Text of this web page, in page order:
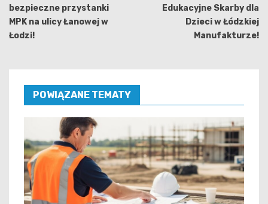
bezpieczne przystanki
MPK na ulicy Łanowej w
Łodzi!
Edukacyjne Skarby dla
Dzieci w Łódzkiej
Manufakturze!
POWIĄZANE TEMATY